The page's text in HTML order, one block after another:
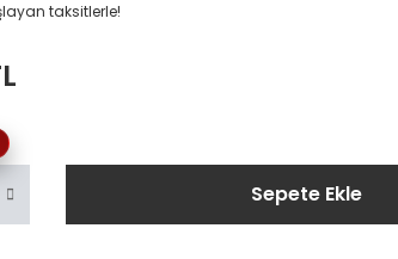
taksitlerle!
Sepete Ekle